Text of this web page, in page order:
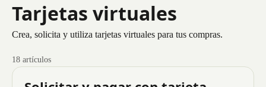
Tarjetas virtuales
Crea, solicita y utiliza tarjetas virtuales para tus compras.
18 artículos